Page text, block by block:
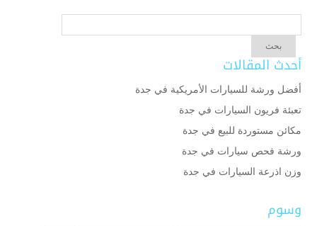
أحدث المقالات
أفضل ورشة للسيارات الأمريكية في جدة
تعبئة فريون السيارات في جدة
مكائن مستوردة للبيع في جدة
ورشة فحص سيارات في جدة
وزن اذرعة السيارات في جدة
وسوم